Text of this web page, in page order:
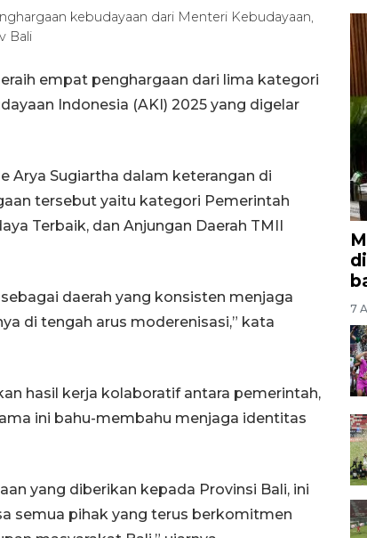
kebudayaan dari Menteri Kebudayaan,
Bali
empat penghargaan dari lima kategori
Indonesia (AKI) 2025 yang digelar
Arya Sugiartha dalam keterangan di
tersebut yaitu kategori Pemerintah
Terbaik, dan Anjungan Daerah TMII
daerah yang konsisten menjaga
di tengah arus moderenisasi,” kata
hasil kerja kolaboratif antara pemerintah,
ini bahu-membahu menjaga identitas
yang diberikan kepada Provinsi Bali, ini
semua pihak yang terus berkomitmen
7